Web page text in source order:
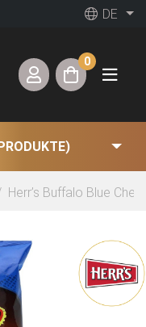
DE
0
Herr’s Buffalo Blue